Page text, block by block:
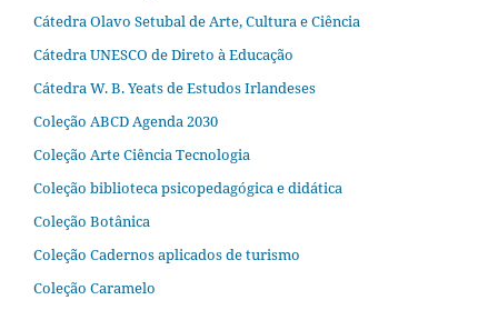
Cátedra Olavo Setubal de Arte, Cultura e Ciência
Cátedra UNESCO de Direto à Educação
Cátedra W. B. Yeats de Estudos Irlandeses
Coleção ABCD Agenda 2030
Coleção Arte Ciência Tecnologia
Coleção biblioteca psicopedagógica e didática
Coleção Botânica
Coleção Cadernos aplicados de turismo
Coleção Caramelo